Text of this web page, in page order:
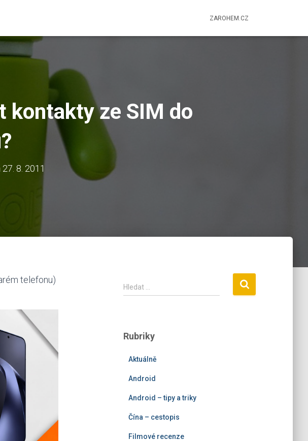
ZAROHEM.CZ
kontakty ze SIM do
27. 8. 2011
telefonu)
V
y
d
Hledat …
Rubriky
Aktuálně
Android
Android – tipy a triky
Čína – cestopis
Filmové recenze